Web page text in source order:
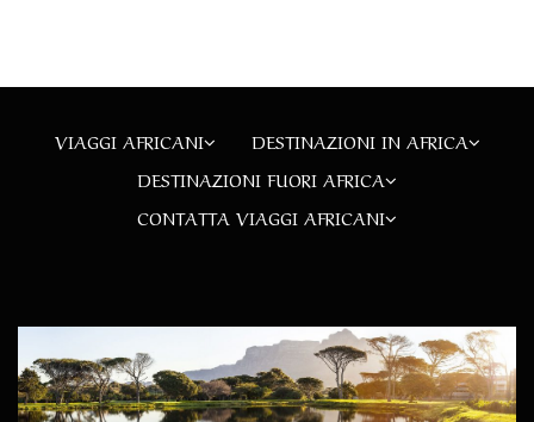
VIAGGI AFRICANI
DESTINAZIONI IN AFRICA
DESTINAZIONI FUORI AFRICA
CONTATTA VIAGGI AFRICANI